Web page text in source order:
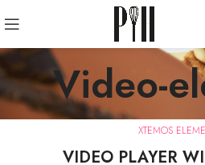
Video-
XTEMOS
VIDEO PLAYER